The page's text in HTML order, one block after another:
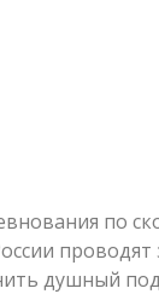
по
проводят
душный